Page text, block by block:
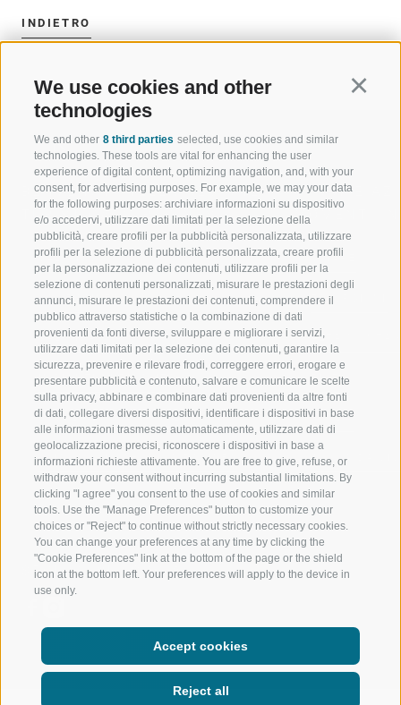
We use cookies and other
technologies
We and other 8 third parties selected, use cookies and similar
technologies. These tools are vital for enhancing the user
experience of digital content, optimizing navigation, and, with your
consent, for advertising purposes. For example, we may your data
for the following purposes: archiviare informazioni su dispositivo
e/o accedervi, utilizzare dati limitati per la selezione della
pubblicità, creare profili per la pubblicità personalizzata, utilizzare
profili per la selezione di pubblicità personalizzata, creare profili
per la personalizzazione dei contenuti, utilizzare profili per la
selezione di contenuti personalizzati, misurare le prestazioni degli
annunci, misurare le prestazioni dei contenuti, comprendere il
pubblico attraverso statistiche o la combinazione di dati
provenienti da fonti diverse, sviluppare e migliorare i servizi,
utilizzare dati limitati per la selezione dei contenuti, garantire la
sicurezza, prevenire e rilevare frodi, correggere errori, erogare e
presentare pubblicità e contenuto, salvare e comunicare le scelte
sulla privacy, abbinare e combinare dati provenienti da altre fonti
di dati, collegare diversi dispositivi, identificare i dispositivi in base
alle informazioni trasmesse automaticamente, utilizzare dati di
geolocalizzazione precisi, riconoscere i dispositivi in base a
informazioni richieste attivamente. You are free to give, refuse, or
withdraw your consent without incurring substantial limitations. By
clicking "I agree" you consent to the use of cookies and similar
tools. Use the "Manage Preferences" button to customize your
choices or "Reject" to continue without strictly necessary cookies.
You can change your preferences at any time by clicking the
"Cookie Preferences" link at the bottom of the page or the shield
icon at the bottom left. Your preferences will apply to the device in
use only.
Accept cookies
Reject all
INDIETRO
BENVENUTI NELLA REGIONE
TURISTICA DI RACINES
VAL GIOVO
VAL RACINES
VAL RIDANNA
IMPIANTI DI RISALITA
SCUOLA DI SCI RACINES
LUISL'S SKI SCHOOL A RACINES
SPORT E
MOMENTI
SCIARE
ESCURSIONI
ALTA
BIKE
FONDO
ACQUA DA
SEGUICI SUI SOCIAL